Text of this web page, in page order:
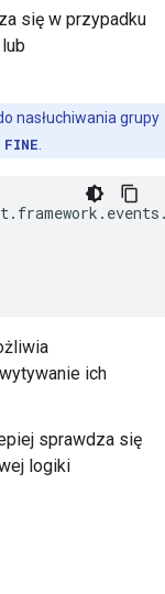
się w przypadku
nasłuchiwania grupy
FINE
. framework . events
ich
sprawdza się
logiki